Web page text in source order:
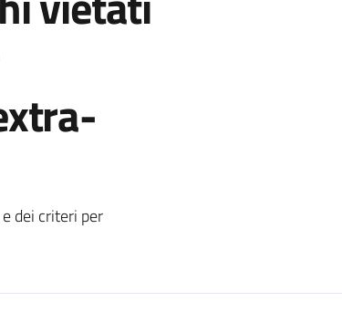
dei criteri per